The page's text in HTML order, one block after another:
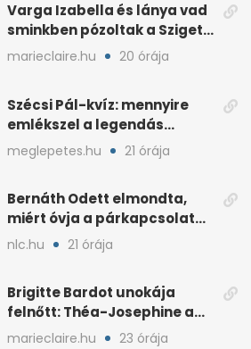
Varga Izabella és lánya vad
sminkben pózoltak a Sziget
előtt
marieclaire.hu 20 órája
Szécsi Pál-kvíz: mennyire
emlékszel a legendás
énekes történetére?
meglepetes.hu 21 órája
Bernáth Odett elmondta,
miért óvja a párkapcsolatát
a nyilvánosságtól
nlc.hu 21 órája
Brigitte Bardot unokája
felnőtt: Théa-Josephine a
nagymamájára hasonlít
marieclaire.hu 23 órája